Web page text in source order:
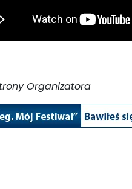
Organizatora